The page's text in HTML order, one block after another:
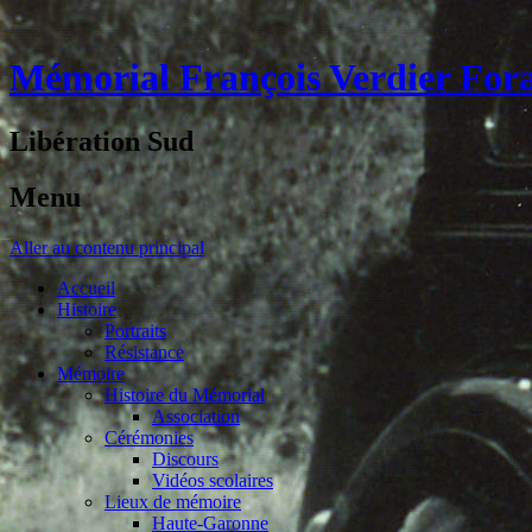
Mémorial François Verdier
Libération Sud
Menu
Aller au contenu principal
Accueil
Histoire
Portraits
Résistance
Mémoire
Histoire du Mémorial
Association
Cérémonies
Discours
Vidéos scolaires
Lieux de mémoire
Haute-Garonne